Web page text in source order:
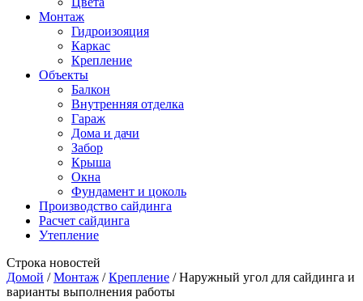
Монтаж
Гидроизояция
Каркас
Крепление
Объекты
Балкон
Внутренняя отделка
Гараж
Дома и дачи
Забор
Крыша
Окна
Фундамент и цоколь
Производство сайдинга
Расчет сайдинга
Утепление
Строка новостей
Домой / Монтаж / Крепление / Наружный угол для сайдинга и
варианты выполнения работы